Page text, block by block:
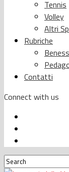
Tennis
Volley
Altri
Rubriche
Contatti
Connect with us